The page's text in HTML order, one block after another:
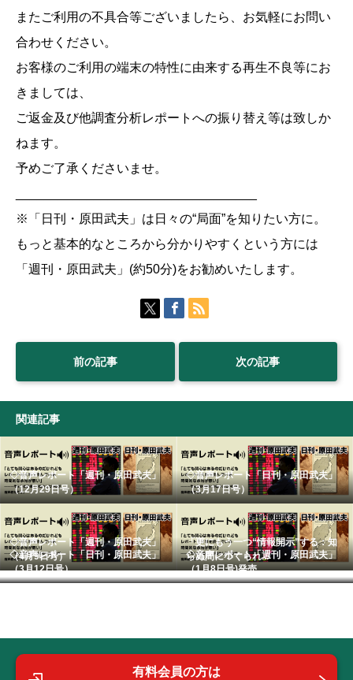
またご利用の不具合等ございましたら、お気軽にお問い
合わせください。
お客様のご利用の端末の特性に由来する再生不良等にお
きましては、
ご返金及び他調査分析レポートへの振り替え等は致しか
ねます。
予めご了承くださいませ。
※「日刊・原田武夫」は日々の“局面”を知りたい方に。
もっと基本的なところから分かりやすくという方には
「週刊・原田武夫」(約50分)をお勧めいたします。
前の記事 次の記事
関連記事
◇音声レポート「週刊・原田武夫」
（12月29日号）
◇音声レポート「日刊・原田武夫」
（3月17日号）
◇音声レポート「週刊・原田武夫」
（4月9日号）
「更にもう一つ“情報開示”する：知
らぬ間につくられ...
◇音声レポート「日刊・原田武夫」
（3月12日号） ...
◇音声レポート「週刊・原田武夫」
（1月8日号)発売...
有料会員の方は